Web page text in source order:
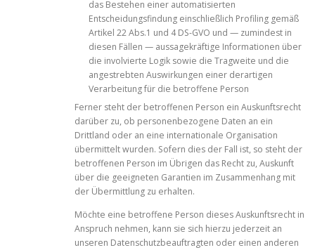
das Bestehen einer automatisierten
Entscheidungsfindung einschließlich Profiling gemäß
Artikel 22 Abs.1 und 4 DS-GVO und — zumindest in
diesen Fällen — aussagekräftige Informationen über
die involvierte Logik sowie die Tragweite und die
angestrebten Auswirkungen einer derartigen
Verarbeitung für die betroffene Person
Ferner steht der betroffenen Person ein Auskunftsrecht
darüber zu, ob personenbezogene Daten an ein
Drittland oder an eine internationale Organisation
übermittelt wurden. Sofern dies der Fall ist, so steht der
betroffenen Person im Übrigen das Recht zu, Auskunft
über die geeigneten Garantien im Zusammenhang mit
der Übermittlung zu erhalten.
Möchte eine betroffene Person dieses Auskunftsrecht in
Anspruch nehmen, kann sie sich hierzu jederzeit an
unseren Datenschutzbeauftragten oder einen anderen